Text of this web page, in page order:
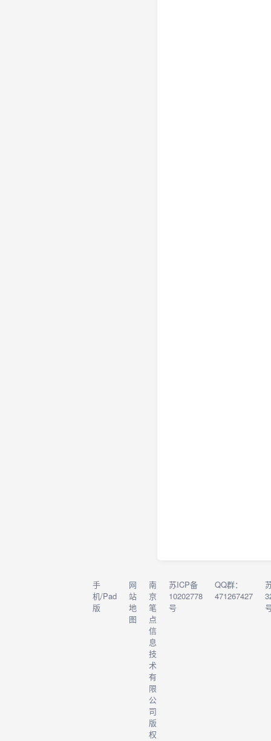
手
机/Pad
版
网
站
地
图
南
京
笔
点
信
息
技
术
有
限
公
司
版
权
苏ICP备
10202778
号
QQ群：
471267427